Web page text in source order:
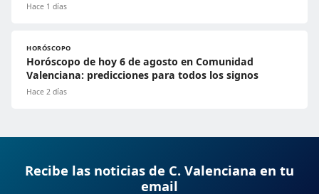
Hace 1 días
HORÓSCOPO
Horóscopo de hoy 6 de agosto en Comunidad
Valenciana: predicciones para todos los signos
Hace 2 días
Recibe las noticias de C. Valenciana en tu
email